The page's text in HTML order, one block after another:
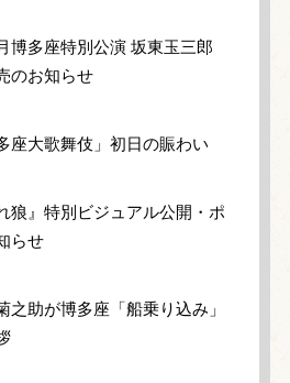
博多座特別公演 坂東玉三郎
のお知らせ
座大歌舞伎」初日の賑わい
狼』特別ビジュアル公開・ポ
らせ
之助が博多座「船乗り込み」